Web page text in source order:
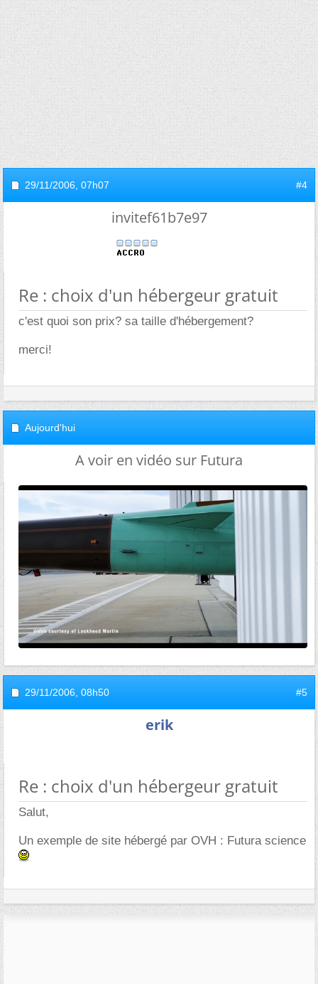
29/11/2006, 07h07 #4
invitef61b7e97
Re : choix d'un hébergeur gratuit
c'est quoi son prix? sa taille d'hébergement?
merci!
Aujourd'hui
A voir en vidéo sur Futura
29/11/2006, 08h50 #5
erik
Re : choix d'un hébergeur gratuit
Salut,
Un exemple de site hébergé par OVH : Futura science